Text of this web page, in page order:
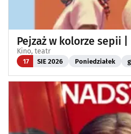
Pejzaż w kolorze sepii
Kino, teatr
17 SIE 2026 Poniedziałek